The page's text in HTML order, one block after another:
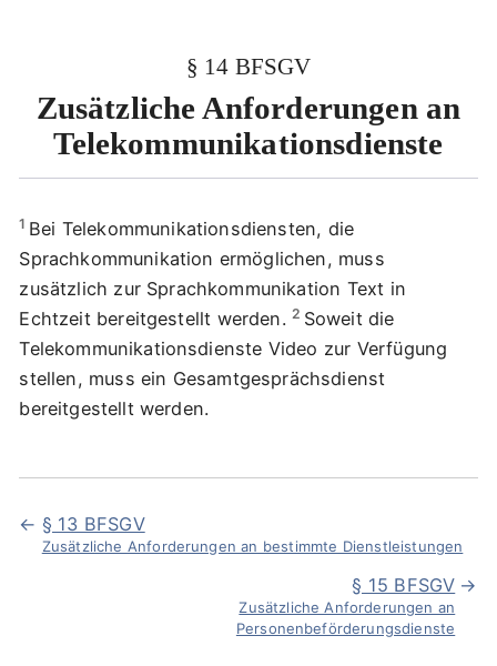
§ 14 BFSGV
Zusätzliche Anforderungen an
Telekommunikationsdienste
1 Bei Telekommunikationsdiensten, die
Sprachkommunikation ermöglichen, muss
zusätzlich zur Sprachkommunikation Text in
Echtzeit bereitgestellt werden.2 Soweit die
Telekommunikationsdienste Video zur Verfügung
stellen, muss ein Gesamtgesprächsdienst
bereitgestellt werden.
§ 13 BFSGV
Zusätzliche Anforderungen an bestimmte Dienstleistungen
§ 15 BFSGV
Zusätzliche Anforderungen an
Personenbeförderungsdienste